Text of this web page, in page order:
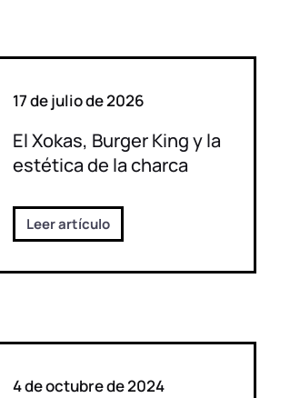
17 de julio de 2026
El Xokas, Burger King y la
estética de la charca
Leer artículo
4 de octubre de 2024